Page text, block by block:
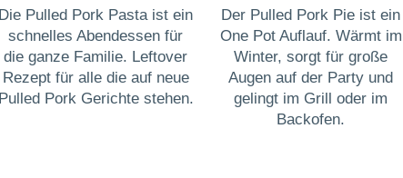
Die Pulled Pork Pasta ist ein
schnelles Abendessen für
die ganze Familie. Leftover
Rezept für alle die auf neue
Pulled Pork Gerichte stehen.
Der Pulled Pork Pie ist ein
One Pot Auflauf. Wärmt im
Winter, sorgt für große
Augen auf der Party und
gelingt im Grill oder im
Backofen.